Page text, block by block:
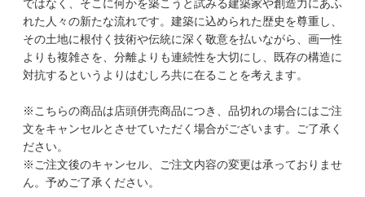
ではなく、そこに何かを築こうと試みる建築家や創造力にあふ
れた人々の新たな流れです。建築に込められた歴史を尊重し、
その土地に根付く技術や伝統に深く敬意を払いながら、画一性
よりも複雑さを、分離よりも連続性を大切にし、既存の構造に
対抗するというよりはむしろ共に在ることを考えます。
※こちらの商品は店頭併売商品につき、品切れの場合にはご注
文をキャンセルとさせていただく場合がございます。ご了承く
ださい。
※ご注文後のキャンセル、ご注文内容の変更は承っておりませ
ん。予めご了承ください。